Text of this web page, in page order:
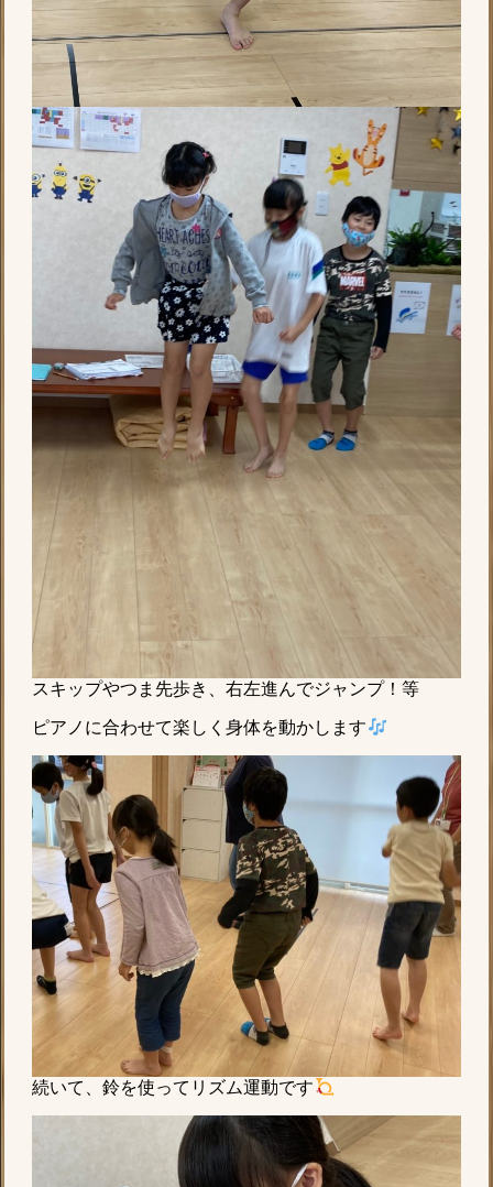
スキップやつま先歩き、右左進んでジャンプ！等
ピアノに合わせて楽しく身体を動かします
続いて、鈴を使ってリズム運動です